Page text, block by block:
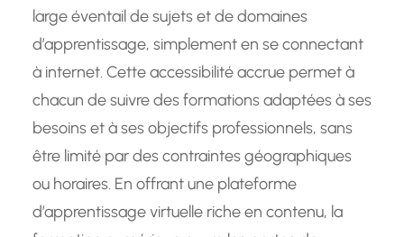
large éventail de sujets et de domaines
d’apprentissage, simplement en se connectant
à internet. Cette accessibilité accrue permet à
chacun de suivre des formations adaptées à ses
besoins et à ses objectifs professionnels, sans
être limité par des contraintes géographiques
ou horaires. En offrant une plateforme
d’apprentissage virtuelle riche en contenu, la